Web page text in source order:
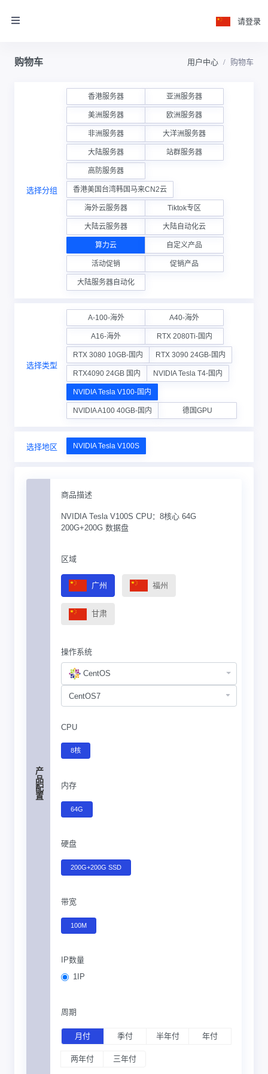
请登录
购物车 用户中心 购物车
选择分组
香港服务器 亚洲服务器
美洲服务器 欧洲服务器
非洲服务器 大洋洲服务器
大陆服务器 站群服务器
高防服务器
香港美国台湾韩国马来CN2云
海外云服务器 Tiktok专区
大陆云服务器 大陆自动化云
算力云 自定义产品
活动促销 促销产品
大陆服务器自动化
选择类型
A-100-海外 A40-海外
A16-海外 RTX 2080Ti-国内
RTX 3080 10GB-国内 RTX 3090 24GB-国内
RTX4090 24GB 国内 NVIDIA Tesla T4-国内
NVIDIA Tesla V100-国内
NVIDIA A100 40GB-国内 德国GPU
选择地区 NVIDIA Tesla V100S
产品配置
商品描述
NVIDIA Tesla V100S CPU：8核心 64G
200G+200G 数据盘
区域
广州 福州
甘肃
操作系统
CentOS
CPU
8核
内存
64G
硬盘
200G+200G SSD
带宽
100M
IP数量
1IP
周期
月付 季付 半年付 年付
两年付 三年付